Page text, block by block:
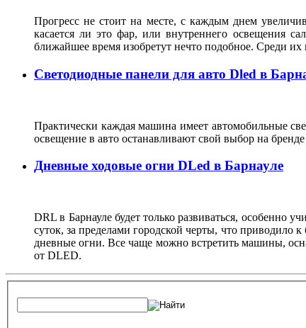
Прогресс не стоит на месте, с каждым днем
касается ли это фар, или внутреннего освещения
ближайшее время изобретут нечто подобное. Среди
Светодиодные панели для авто Dled в
Практически каждая машина имеет автомобильные
освещение в авто останавливают свой выбор на
Дневные ходовые огни DLed в Барнауле
DRL в Барнауле будет только развиваться,
суток, за пределами городской черты, что приводило
дневные огни. Все чаще можно встретить машины,
от DLED.